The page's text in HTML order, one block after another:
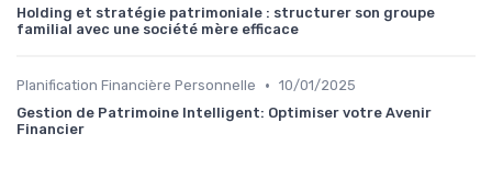
Holding et stratégie patrimoniale : structurer son groupe
familial avec une société mère efficace
Planification Financière Personnelle • 10/01/2025
Gestion de Patrimoine Intelligent: Optimiser votre Avenir
Financier